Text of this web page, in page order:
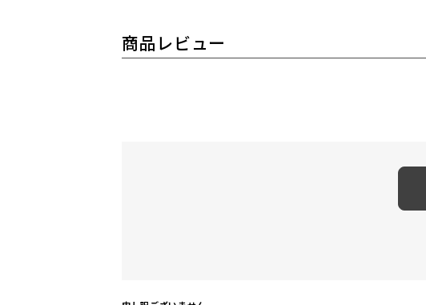
商品レビュー